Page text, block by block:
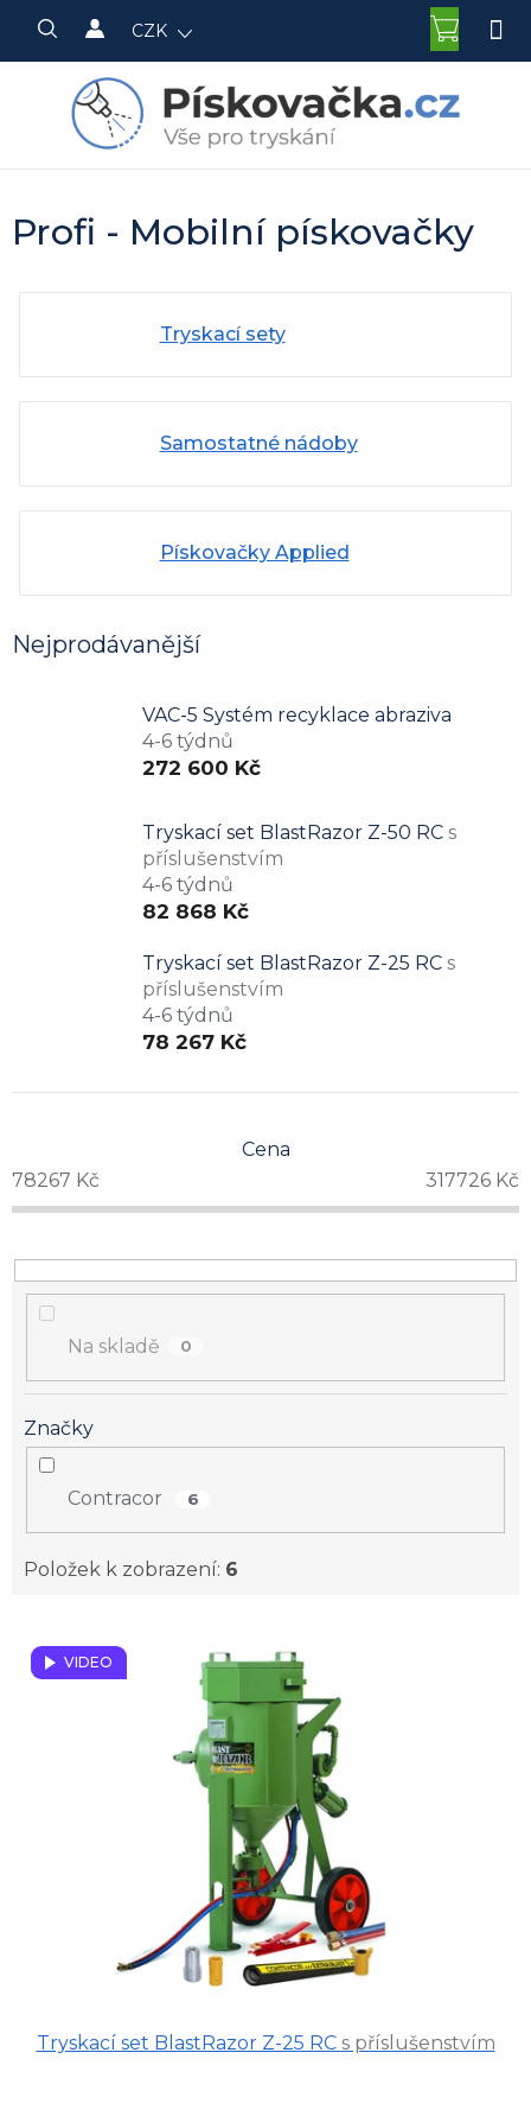
obsah
CZK
KOŠÍK
Profi - Mobilní pískovačky
Tryskací sety
Samostatné nádoby
Pískovačky Applied
Nejprodávanější
VAC-5 Systém recyklace abraziva
4-6 týdnů
272 600 Kč
Tryskací set BlastRazor Z-50 RC s
příslušenstvím
4-6 týdnů
82 868 Kč
Tryskací set BlastRazor Z-25 RC s
příslušenstvím
4-6 týdnů
78 267 Kč
Cena
78267 Kč 317726 Kč
Na skladě 0
Značky
Contracor 6
Položek k zobrazení: 6
VIDEO
Tryskací set BlastRazor Z-25 RC s příslušenstvím